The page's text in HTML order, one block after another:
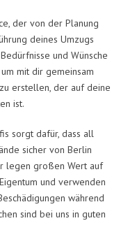
der von der Planung
deines Umzugs
und Wünsche
mit dir gemeinsam
erstellen, der auf deine
ist.
sorgt dafür, dass all
sicher von Berlin
legen großen Wert auf
und verwenden
während
sind bei uns in guten